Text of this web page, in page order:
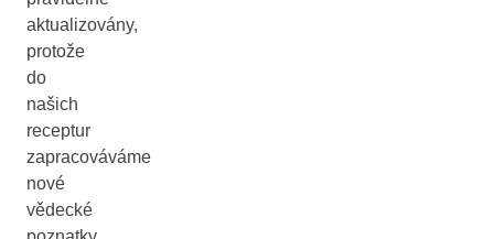
aktualizovány,
protože
do
našich
receptur
zapracováváme
nové
vědecké